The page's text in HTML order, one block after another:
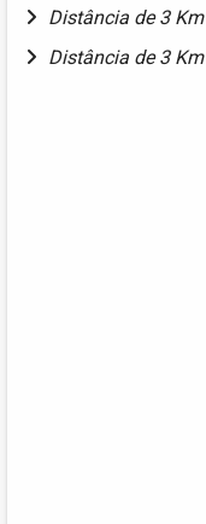
Distância de 3 Km
Distância de 3 Km